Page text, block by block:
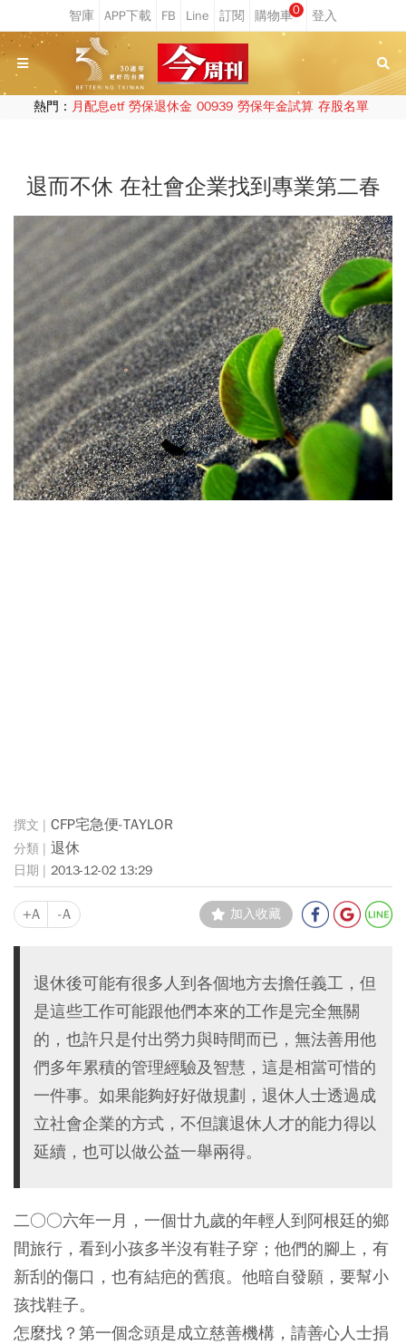
0
熱門： 月配息etf 勞保退休金 00939 勞保年金試算 存股名單
退而不休 在社會企業找到專業第二春
CFP宅急便-TAYLOR
退休
2013-12-02 13:29
+A -A 加入收藏
退休後可能有很多人到各個地方去擔任義工，但
是這些工作可能跟他們本來的工作是完全無關
的，也許只是付出勞力與時間而已，無法善用他
們多年累積的管理經驗及智慧，這是相當可惜的
一件事。如果能夠好好做規劃，退休人士透過成
立社會企業的方式，不但讓退休人才的能力得以
延續，也可以做公益一舉兩得。
二○○六年一月，一個廿九歲的年輕人到阿根廷的鄉
間旅行，看到小孩多半沒有鞋子穿；他們的腳上，有
新刮的傷口，也有結疤的舊痕。他暗自發願，要幫小
孩找鞋子。
怎麼找？第一個念頭是成立慈善機構，請善心人士捐